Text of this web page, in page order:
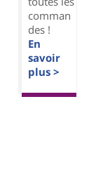
comman
des !
En
savoir
plus >